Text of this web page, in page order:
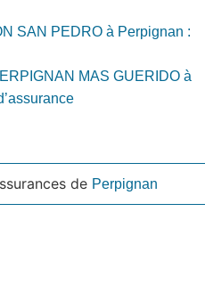
SAN PEDRO à Perpignan :
MAS GUERIDO à
de Perpignan